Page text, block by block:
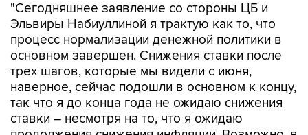
"Сегодняшнее заявление со стороны ЦБ и
Эльвиры Набиуллиной я трактую как то, что
процесс нормализации денежной политики в
основном завершен. Снижения ставки после
трех шагов, которые мы видели с июня,
наверное, сейчас подошли в основном к концу,
так что я до конца года не ожидаю снижения
ставки – несмотря на то, что я ожидаю